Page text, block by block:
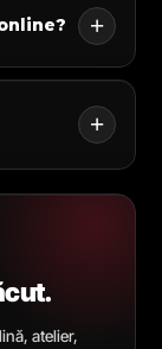
atelier,